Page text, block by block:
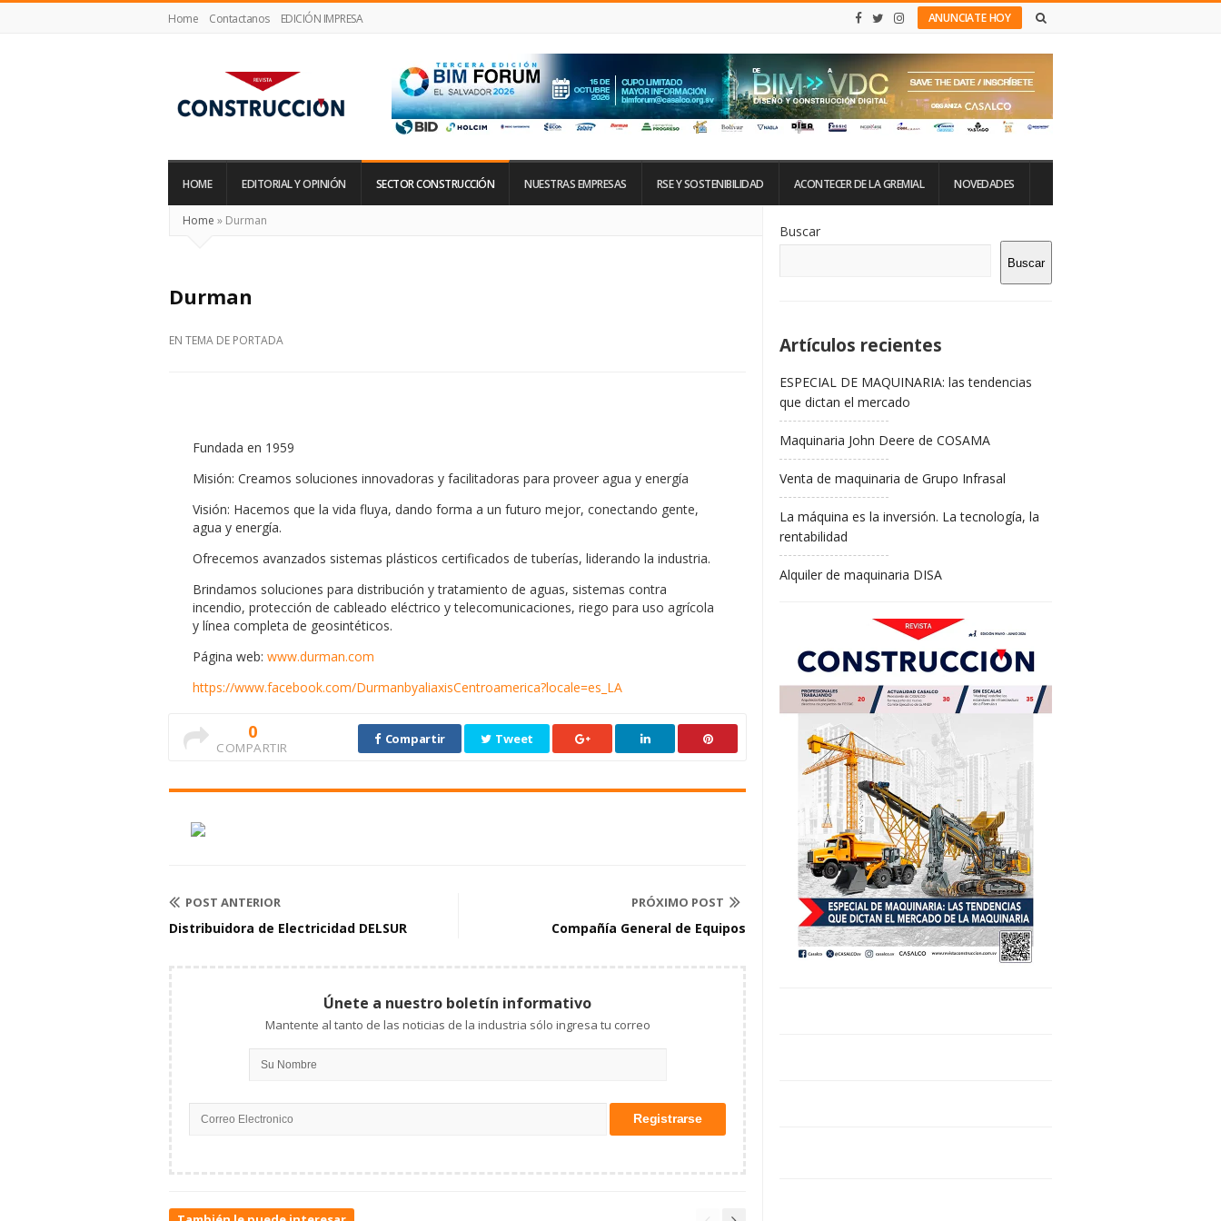
Home Contactanos EDICIÓN IMPRESA ANUNCIATE HOY
Construcción
HOME EDITORIAL Y OPINIÓN SECTOR CONSTRUCCIÓN NUESTRAS EMPRESAS RSE Y SOSTENIBILIDAD ACONTECER DE LA GREMIAL NOVEDADES
Home » Durman
Durman
EN TEMA DE PORTADA
Fundada en 1959
Misión: Creamos soluciones innovadoras y facilitadoras para proveer agua y energía
Visión: Hacemos que la vida fluya, dando forma a un futuro mejor, conectando gente,
agua y energía.
Ofrecemos avanzados sistemas plásticos certificados de tuberías, liderando la industria.
Brindamos soluciones para distribución y tratamiento de aguas, sistemas contra
incendio, protección de cableado eléctrico y telecomunicaciones, riego para uso agrícola
y línea completa de geosintéticos.
Página web: www.durman.com
https://www.facebook.com/DurmanbyaliaxisCentroamerica?locale=es_LA
0
COMPARTIR
Compartir Tweet
POST ANTERIOR
Distribuidora de Electricidad DELSUR
PRÓXIMO POST
Compañía General de Equipos
Únete a nuestro boletín informativo
Mantente al tanto de las noticias de la industria sólo ingresa tu correo
De
La
Buscar
Buscar
Artículos recientes
ESPECIAL DE MAQUINARIA: las tendencias
que dictan el mercado
Maquinaria John Deere de COSAMA
Venta de maquinaria de Grupo Infrasal
La máquina es la inversión. La tecnología, la
rentabilidad
Alquiler de maquinaria DISA